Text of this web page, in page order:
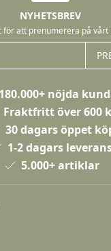
NYHETSBREV
för att prenumerera på vårt
180.000+ nöjda
Fraktfritt över 600
30 dagars öppet
1-2 dagars
5.000+ artiklar